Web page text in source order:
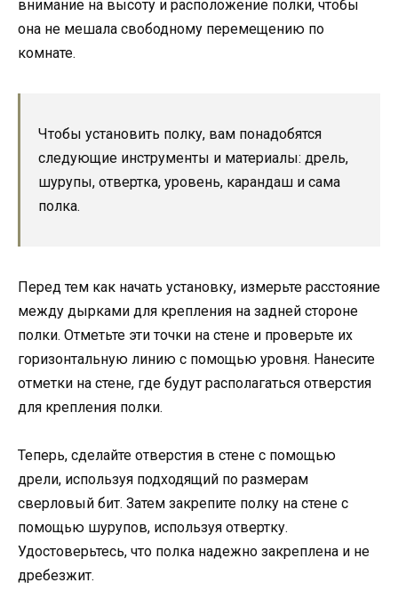
внимание на высоту и расположение полки, чтобы
она не мешала свободному перемещению по
комнате.
Чтобы установить полку, вам понадобятся
следующие инструменты и материалы: дрель,
шурупы, отвертка, уровень, карандаш и сама
полка.
Перед тем как начать установку, измерьте расстояние
между дырками для крепления на задней стороне
полки. Отметьте эти точки на стене и проверьте их
горизонтальную линию с помощью уровня. Нанесите
отметки на стене, где будут располагаться отверстия
для крепления полки.
Теперь, сделайте отверстия в стене с помощью
дрели, используя подходящий по размерам
сверловый бит. Затем закрепите полку на стене с
помощью шурупов, используя отвертку.
Удостоверьтесь, что полка надежно закреплена и не
дребезжит.